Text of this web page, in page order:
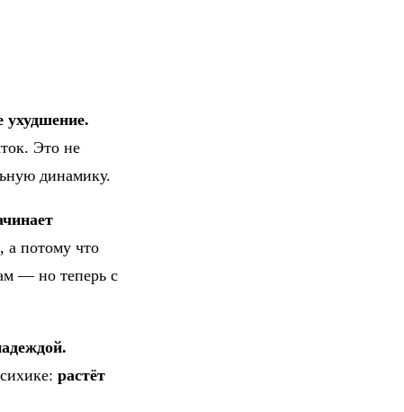
ухудшение.
Это не
динамику.
а потому что
— но теперь с
растёт